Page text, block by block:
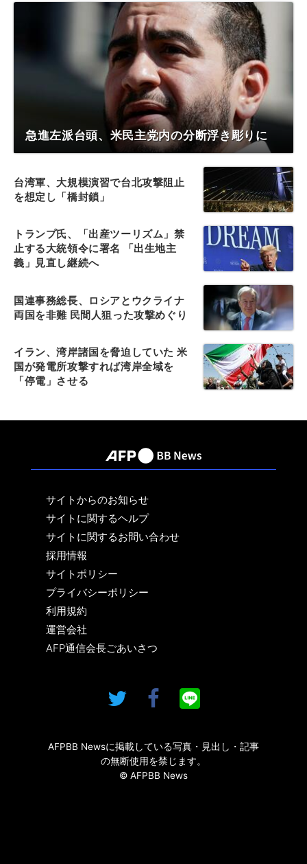
急進左派台頭、米民主党内の分断浮き彫りに
台湾軍、大規模演習で台北攻撃阻止
を想定し「橋封鎖」
トランプ氏、「出産ツーリズム」禁
止する大統領令に署名 「出生地主
義」見直し継続へ
国連事務総長、ロシアとウクライナ
両国を非難 民間人狙った攻撃めぐり
イラン、湾岸諸国を脅迫していた 米
国が発電所攻撃すれば湾岸全域を
「停電」させる
サイトからのお知らせ
サイトに関するヘルプ
サイトに関するお問い合わせ
採用情報
サイトポリシー
プライバシーポリシー
利用規約
運営会社
AFP通信会長ごあいさつ
AFPBB Newsに掲載している写真・見出し・記事
の無断使用を禁じます。
© AFPBB News